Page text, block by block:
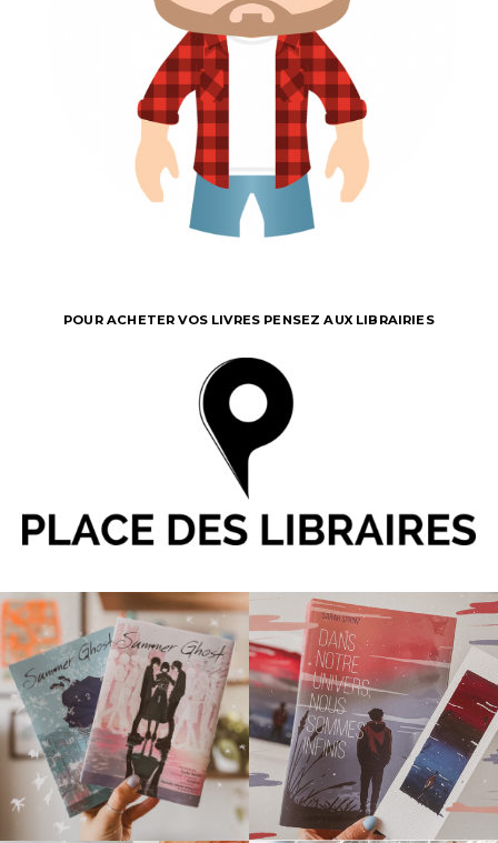
POUR ACHETER VOS LIVRES PENSEZ AUX LIBRAIRIES